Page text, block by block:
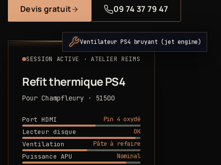
Devis gratuit 09 74 37 79 47
SESSION ACTIVE · ATELIER REIMS
Refit thermique PS4
Pour Champfleury · 51500
Port HDMI
Pin 4 oxydé
Lecteur disque
OK
Ventilation
Pâte à refaire
Puissance APU
Nominal
Ventilateur PS4 bruyant (jet engine)